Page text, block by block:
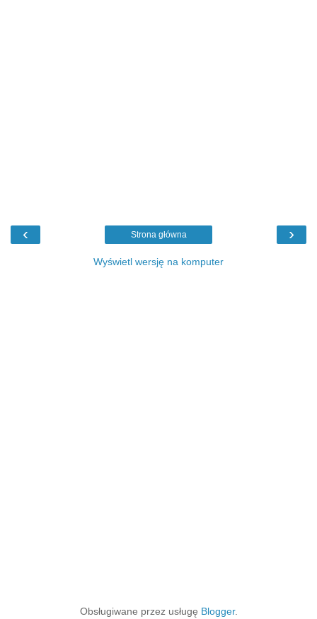
‹ ›
Strona główna
Wyświetl wersję na komputer
Obsługiwane przez usługę Blogger.